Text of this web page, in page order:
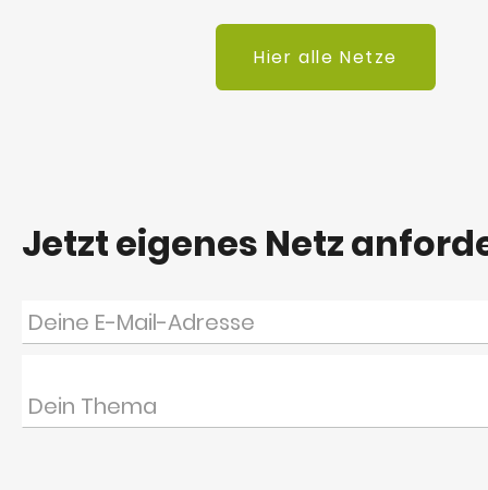
Hier alle Netze
Jetzt eigenes Netz